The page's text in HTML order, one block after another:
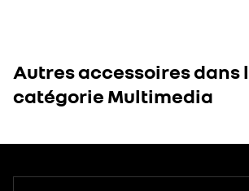
Autres accessoires dans
catégorie Multimedia